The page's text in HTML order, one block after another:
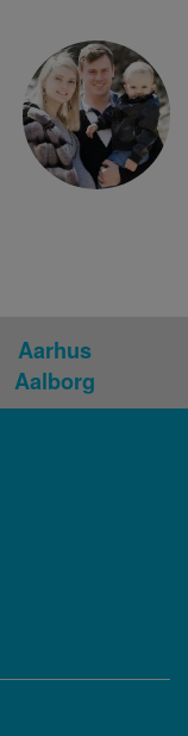
Aarhus
Aalborg